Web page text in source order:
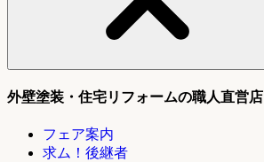
外壁塗装・住宅リフォームの職人直営
フェア案内
求ム！後継者